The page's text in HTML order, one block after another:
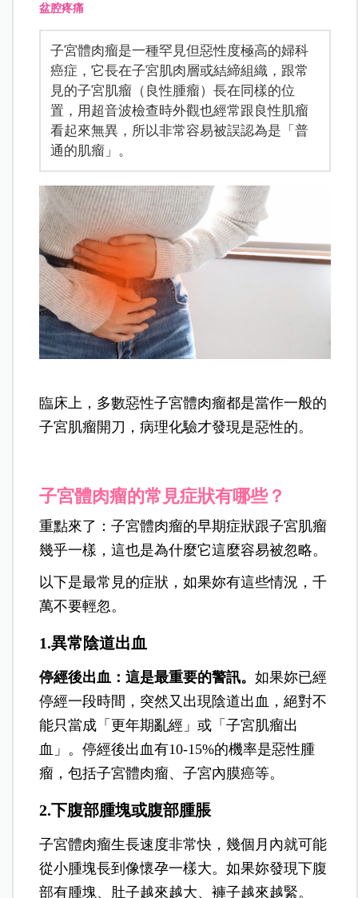
盆腔疼痛
子宮體肉瘤是一種罕見但惡性度極高的婦科
癌症，它長在子宮肌肉層或結締組織，跟常
見的子宮肌瘤（良性腫瘤）長在同樣的位
置，用超音波檢查時外觀也經常跟良性肌瘤
看起來無異，所以非常容易被誤認為是「普
通的肌瘤」。
臨床上，多數惡性子宮體肉瘤都是當作一般的
子宮肌瘤開刀，病理化驗才發現是惡性的。
子宮體肉瘤的常見症狀有哪些？
重點來了：子宮體肉瘤的早期症狀跟子宮肌瘤
幾乎一樣，這也是為什麼它這麼容易被忽略。
以下是最常見的症狀，如果妳有這些情況，千
萬不要輕忽。
1.異常陰道出血
停經後出血：這是最重要的警訊。如果妳已經
停經一段時間，突然又出現陰道出血，絕對不
能只當成「更年期亂經」或「子宮肌瘤出
血」。停經後出血有10-15%的機率是惡性腫
瘤，包括子宮體肉瘤、子宮內膜癌等。
2.下腹部腫塊或腹部腫脹
子宮體肉瘤生長速度非常快，幾個月內就可能
從小腫塊長到像懷孕一樣大。如果妳發現下腹
部有腫塊、肚子越來越大、褲子越來越緊。